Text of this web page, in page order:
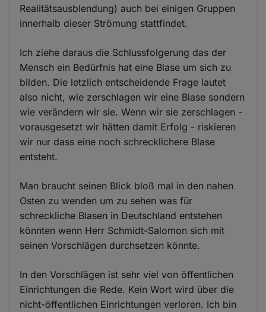
Realitätsausblendung) auch bei einigen Gruppen
innerhalb dieser Strömung stattfindet.
Ich ziehe daraus die Schlussfolgerung das der
Mensch ein Bedürfnis hat eine Blase um sich zu
bilden. Die letzlich entscheidende Frage lautet
also nicht, wie zerschlagen wir eine Blase sondern
wie verändern wir sie. Wenn wir sie zerschlagen -
vorausgesetzt wir hätten damit Erfolg - riskieren
wir nur dass eine noch schrecklichere Blase
entsteht.
Man braucht seinen Blick bloß mal in den nahen
Osten zu wenden um zu sehen was für
schreckliche Blasen in Deutschland entstehen
könnten wenn Herr Schmidt-Salomon sich mit
seinen Vorschlägen durchsetzen könnte.
In den Vorschlägen ist sehr viel von öffentlichen
Einrichtungen die Rede. Kein Wort wird über die
nicht-öffentlichen Einrichtungen verloren. Ich bin